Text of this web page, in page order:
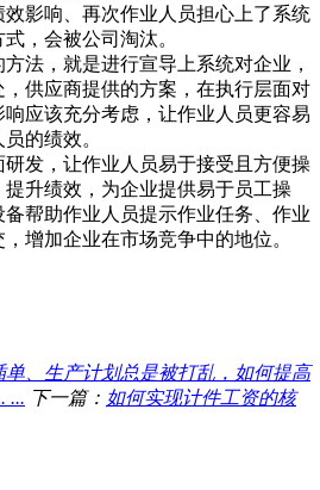
影响、再次作业人员担心上了系统
，会被公司淘汰。
法，就是进行宣导上系统对企业，
供应商提供的方案，在执行层面对
应该充分考虑，让作业人员更容易
的绩效。
研发，让作业人员易于接受且方便操
升绩效，为企业提供易于员工操
帮助作业人员提示作业任务、作业
增加企业在市场竞争中的地位。
单、生产计划总是被打乱，如何提高
... 下一篇： 如何实现计件工资的核